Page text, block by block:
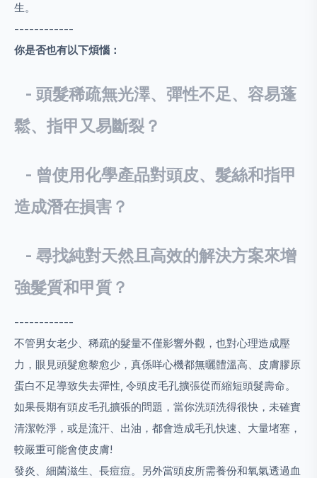
生。
------------
你是否也有以下煩惱：
- 頭髮稀疏無光澤、彈性不足、容易蓬
鬆、指甲又易斷裂？
- 曾使用化學產品對頭皮、髮絲和指甲
造成潛在損害？
- 尋找純對天然且高效的解決方案來增
強髮質和甲質？
------------
不管男女老少、稀疏的髮量不僅影響外觀，也對心理造成壓
力，眼見頭髮愈黎愈少，真係咩心機都無曬體溫高、皮膚膠原
蛋白不足導致失去彈性, 令頭皮毛孔擴張從而縮短頭髮壽命。
如果長期有頭皮毛孔擴張的問題，當你洗頭洗得很快，未確實
清潔乾淨，或是流汗、出油，都會造成毛孔快速、大量堵塞，
較嚴重可能會使皮膚!
發炎、細菌滋生、長痘痘。另外當頭皮所需養份和氧氣透過血